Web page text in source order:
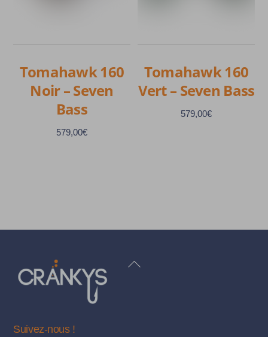
Tomahawk 160
Noir – Seven
Bass
579,00€
Tomahawk 160
Vert – Seven Bass
579,00€
BACK
Suivez-nous !